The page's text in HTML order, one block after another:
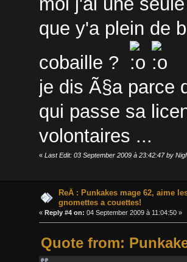
que y'a plein de
cobaille ?
je dis Ã§a parce
qui passe sa
volontaires ...
« Last Edit: 03 September 2009 à 23:42:47 by
ReÂ : Punkakes mage 62, aime
gnomettes a couettes!
« Reply #4 on: 04 September 2009 à 11:04:50 »
Quote from: